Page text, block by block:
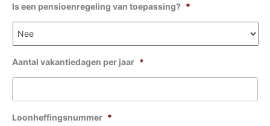
Is een pensioenregeling van toepassing? *
Aantal vakantiedagen per jaar *
Loonheffingsnummer *